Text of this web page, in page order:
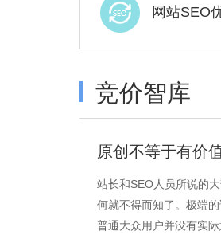
网站SEO
竞价智库
原创不等于有价
站长和SEO人员所说的
何就不得而知了。极端
普通大众用户并没有实